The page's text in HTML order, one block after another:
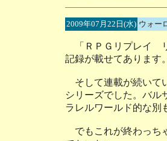
2009年07月22日(水) ウォー
「ＲＰＧリプレイ リ
記録が載せてあります
そして連載が続いて
シリーズでした。バル
ラレルワールド的な別
でもこれが終わっち